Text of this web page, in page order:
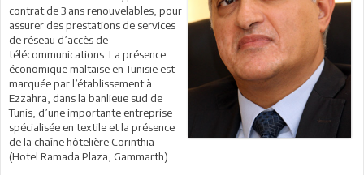
contrat de 3 ans renouvelables, pour
assurer des prestations de services
de réseau d’accès de
télécommunications. La présence
économique maltaise en Tunisie est
marquée par l’établissement à
Ezzahra, dans la banlieue sud de
Tunis, d’une importante entreprise
spécialisée en textile et la présence
de la chaîne hôtelière Corinthia
(Hotel Ramada Plaza, Gammarth).